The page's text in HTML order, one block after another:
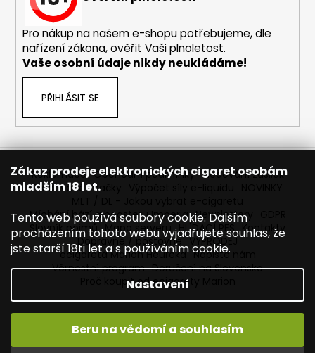
Zákaz prodeje elektronických cigaret osobám
mladším 18 let.
Tento web používá soubory cookie. Dalším
procházením tohoto webu vyjadřujete souhlas, že
jste starší 18ti let a s používáním cookie.
Nastavení
Beru na vědomí a souhlasím
Pro nákup na našem e-shopu potřebujeme, dle
nařízení zákona, ověřit Vaši plnoletost.
Vaše osobní údaje nikdy neukládáme!
PŘIHLÁSIT SE
Reklamace Obchodní podmínky Sledování zásilek
Prodávané značky
Míchání bází a boosteru Imperia Newslettery
Slovník pojmů Mapa serveru HLÍDACÍ PES Kontakty
Dopravné / poštovné VÝPRODEJ
ecigareta Marion Heureka Napište nám
Věrnostní program Doručení na Slovensko
Proč koupit od ecigarety Marion
Vytvořil Shoptet
Copyright 2026Ecigareta Marion. Všechna práva